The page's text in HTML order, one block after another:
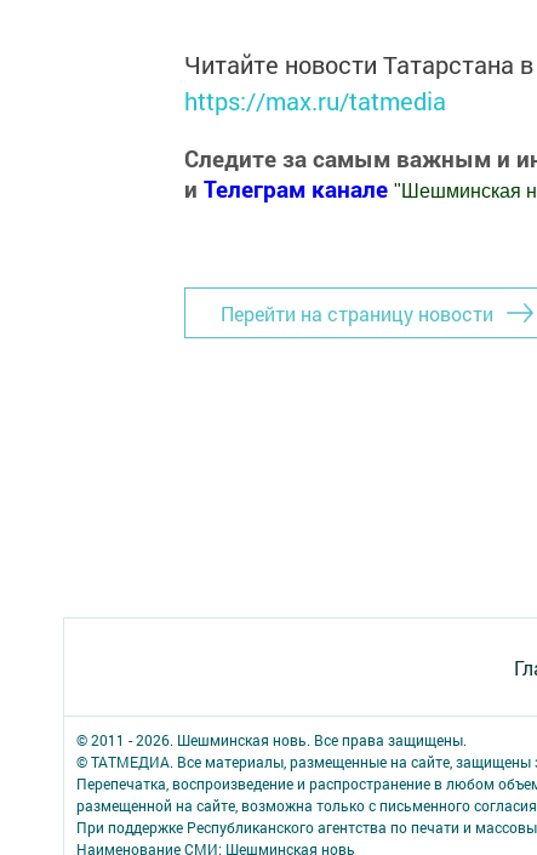
Читайте новости
https://max.ru/tatmedia
Следите за самым важным и
и Телеграм канале " Шешминская
Перейти на страницу новости
© 2011 - 2026. Шешминская новь. Все права защищены.
© ТАТМЕДИА. Все материалы, размещенные на сайте, защищены
Перепечатка, воспроизведение и распространение в любом
размещенной на сайте, возможна только с письменного
При поддержке Республиканского агентства по печати и
Наименование СМИ: Шешминская новь